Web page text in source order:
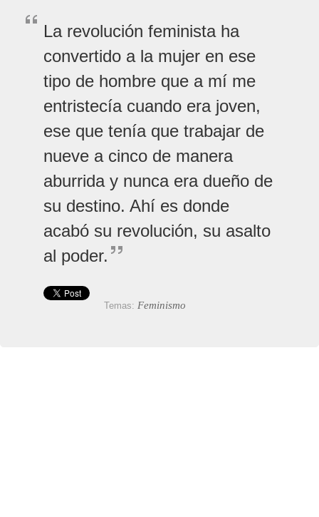
La revolución feminista ha
convertido a la mujer en ese
tipo de hombre que a mí me
entristecía cuando era joven,
ese que tenía que trabajar de
nueve a cinco de manera
aburrida y nunca era dueño de
su destino. Ahí es donde
acabó su revolución, su asalto
al poder.
Temas: Feminismo